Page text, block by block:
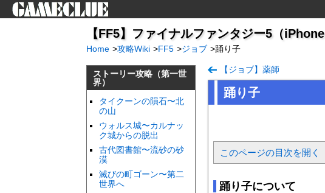
【FF5】ファイナルファンタジー5（
Home >攻略Wiki >FF5 >ジョブ >踊り子
ストーリー攻略（第一世
界）
タイクーンの隕石〜北
の山
ウォルス城〜カルナッ
ク城からの脱出
古代図書館〜流砂の砂
漠
滅びの町ゴーン〜第二
世界へ
【ジョブ】薬師
踊り子
このページの目次を開く
踊り子について